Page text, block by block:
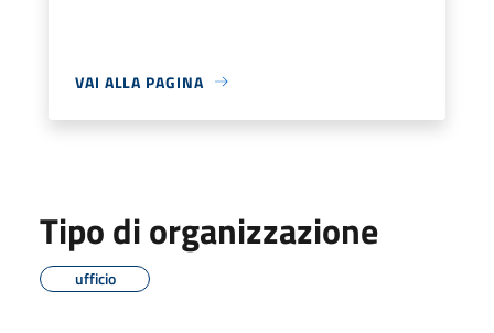
VAI ALLA PAGINA
Tipo di organizzazione
ufficio